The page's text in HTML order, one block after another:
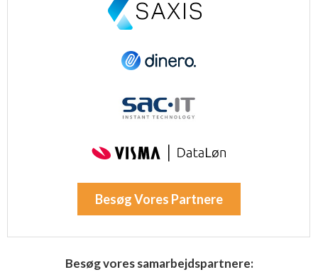
Besøg Vores Partnere
Besøg vores samarbejdspartnere: